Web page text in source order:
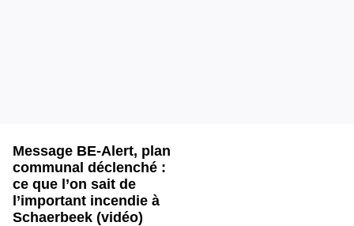
Message BE-Alert, plan
communal déclenché :
ce que l’on sait de
l’important incendie à
Schaerbeek (vidéo)